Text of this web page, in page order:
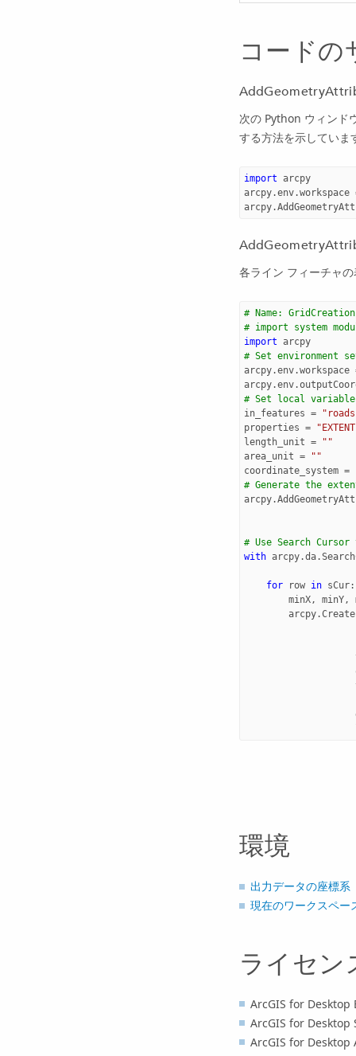
コードの
次の Python ウィンド
する方法を示していま
import arcpy
arcpy.env.workspace
arcpy.
各ライン フィーチャ
# Name:
# import system
import arcpy
# Set environment
arcpy.env.workspace
arcpy.env.
# Set local
in_features =
properties =
length_unit =
""
area_unit =
""
coordinate_system =
# Generate the
arcpy.
# Use Search
with arcpy.da.
for row in sCur:
minX, minY,
arcpy.
環境
出力データの座標系
現在のワークスペー
ライセン
ArcGIS for Desktop
ArcGIS for Desktop
ArcGIS for Desktop